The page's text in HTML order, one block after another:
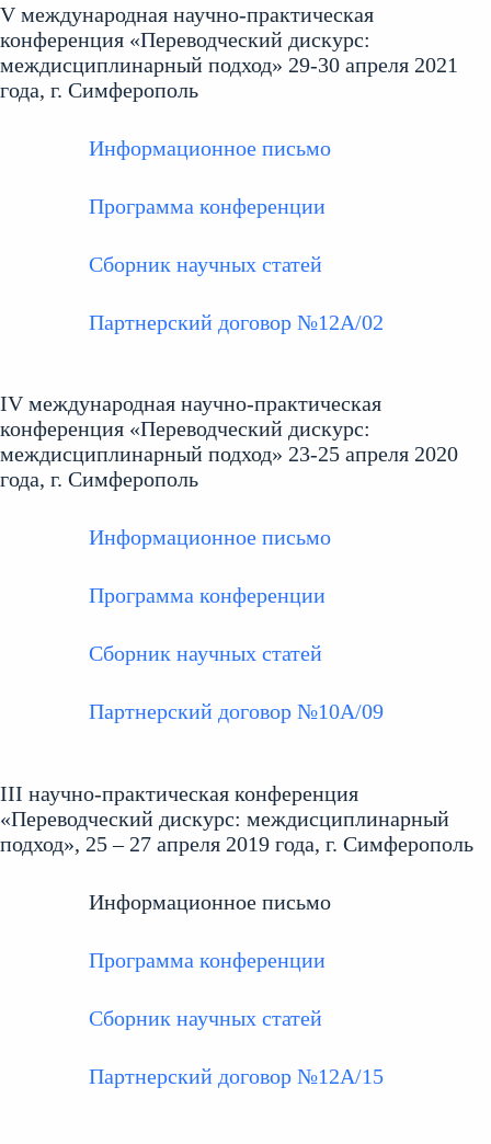
V международная научно-практическая
конференция «Переводческий дискурс:
междисциплинарный подход» 29-30 апреля 2021
года, г. Симферополь
Информационное письмо
Программа конференции
Сборник научных статей
Партнерский договор №12А/02
IV международная научно-практическая
конференция «Переводческий дискурс:
междисциплинарный подход» 23-25 апреля 2020
года, г. Симферополь
Информационное письмо
Программа конференции
Сборник научных статей
Партнерский договор №10А/09
III научно-практическая конференция
«Переводческий дискурс: междисциплинарный
подход», 25 – 27 апреля 2019 года, г. Симферополь
Информационное письмо
Программа конференции
Сборник научных статей
Партнерский договор №12А/15